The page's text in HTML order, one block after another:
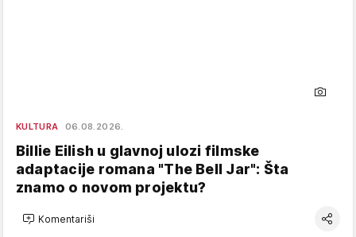
KULTURA 06.08.2026.
Billie Eilish u glavnoj ulozi filmske
adaptacije romana "The Bell Jar": Šta
znamo o novom projektu?
Komentariši